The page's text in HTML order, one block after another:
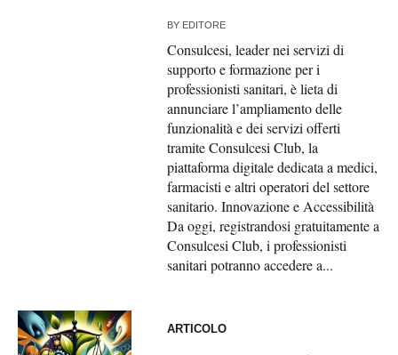
BY EDITORE
Consulcesi, leader nei servizi di
supporto e formazione per i
professionisti sanitari, è lieta di
annunciare l’ampliamento delle
funzionalità e dei servizi offerti
tramite Consulcesi Club, la
piattaforma digitale dedicata a medici,
farmacisti e altri operatori del settore
sanitario. Innovazione e Accessibilità
Da oggi, registrandosi gratuitamente a
Consulcesi Club, i professionisti
sanitari potranno accedere a...
ARTICOLO